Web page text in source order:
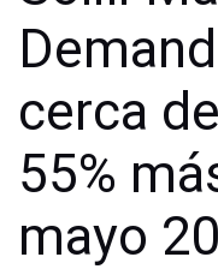
cerca
55%
mayo